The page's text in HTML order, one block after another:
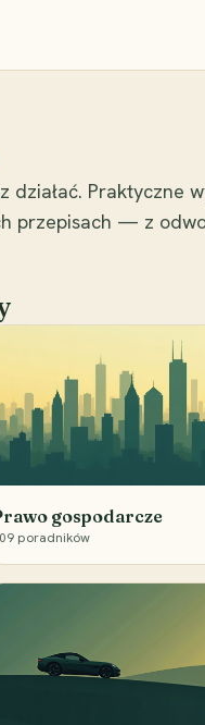
działać. Praktyczne
przepisach — z
gospodarcze
poradników